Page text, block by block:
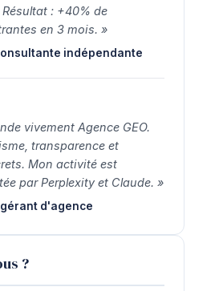
: +40% de
en 3 mois. »
indépendante
vivement Agence GEO.
transparence et
Mon activité est
par Perplexity et Claude. »
d'agence
?